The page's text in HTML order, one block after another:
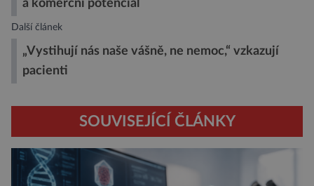
a komerční potenciál
Další článek
„Vystihují nás naše vášně, ne nemoc,“ vzkazují
pacienti
SOUVISEJÍCÍ ČLÁNKY